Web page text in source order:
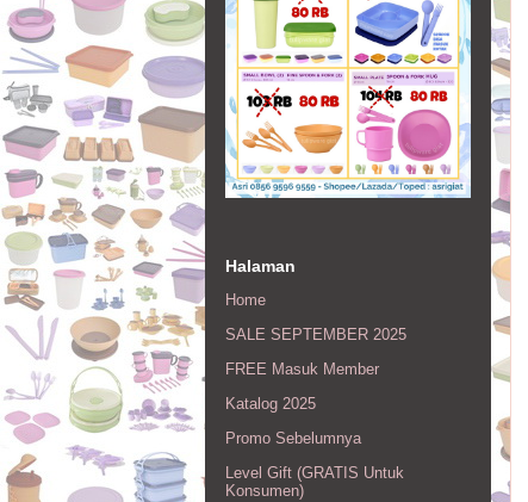
Halaman
Home
SALE SEPTEMBER 2025
FREE Masuk Member
Katalog 2025
Promo Sebelumnya
Level Gift (GRATIS Untuk
Konsumen)